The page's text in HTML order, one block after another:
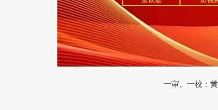
一审、一校：